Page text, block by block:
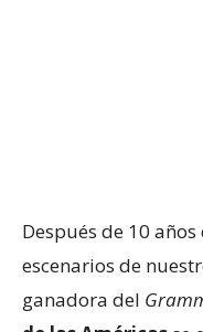
Después de 10
escenarios de
ganadora del